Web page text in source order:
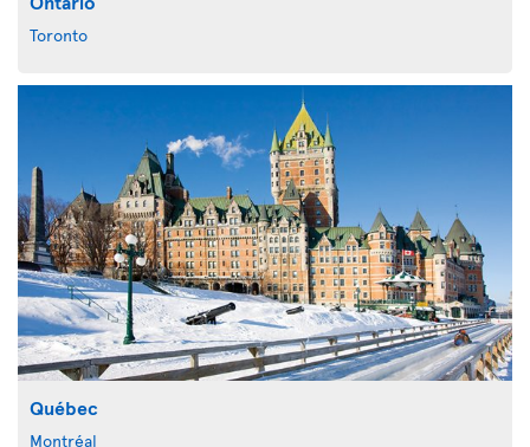
Toronto
Québec
Montréal